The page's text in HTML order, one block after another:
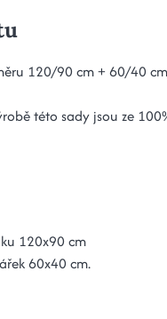
120/90 cm + 60/40 cm
této sady jsou ze
120x90 cm
60x40 cm.